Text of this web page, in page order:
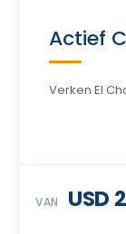
Actief
Verken El
VAN USD